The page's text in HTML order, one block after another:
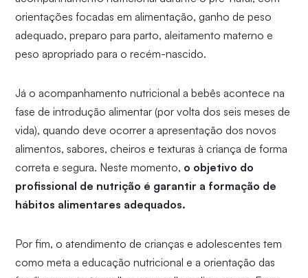
orientações focadas em alimentação, ganho de peso
adequado, preparo para parto, aleitamento materno e
peso apropriado para o recém-nascido.
Já o acompanhamento nutricional a bebês acontece na
fase de introdução alimentar (por volta dos seis meses de
vida), quando deve ocorrer a apresentação dos novos
alimentos, sabores, cheiros e texturas à criança de forma
correta e segura. Neste momento, o objetivo do
profissional de nutrição é garantir a formação de
hábitos alimentares adequados.
Por fim, o atendimento de crianças e adolescentes tem
como meta a educação nutricional e a orientação das